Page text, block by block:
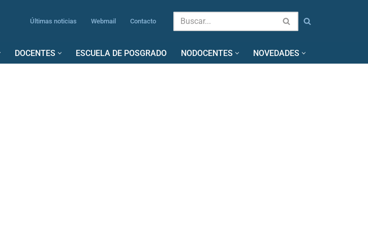
Últimas noticias Webmail Contacto
DOCENTES ESCUELA DE POSGRADO NODOCENTES NOVEDADES